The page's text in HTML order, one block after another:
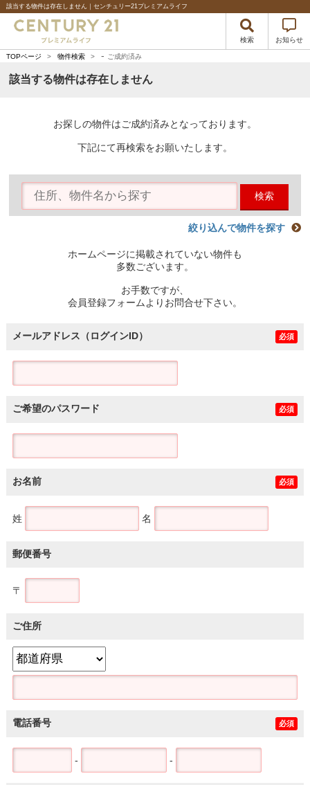
該当する物件は存在しません｜センチュリー21プレミアムライフ
検索 お知らせ
TOPページ > 物件検索 > - ご成約済み
該当する物件は存在しません
お探しの物件はご成約済みとなっております。
下記にて再検索をお願いたします。
検索
絞り込んで物件を探す
ホームページに掲載されていない物件も
多数ございます。
お手数ですが、
会員登録フォームよりお問合せ下さい。
メールアドレス（ログインID） 必須
ご希望のパスワード 必須
お名前 必須
姓 名
郵便番号
〒
ご住所
電話番号 必須
- -